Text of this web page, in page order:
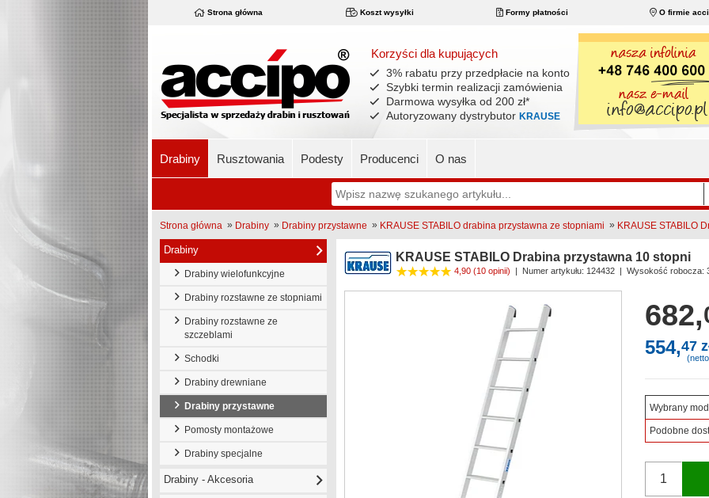
Strona główna Koszt wysyłki Formy płatności O firmie
Korzyści dla kupujących
3% rabatu przy przedpłacie na konto
Szybki termin realizacji zamówienia
Darmowa wysyłka od 200 zł*
Autoryzowany dystrybutor KRAUSE
Drabiny Rusztowania Podesty Producenci O nas
Strona główna » Drabiny » Drabiny przystawne » KRAUSE STABILO drabina przystawna ze stopniami » KRAUSE STABILO
Drabiny
Drabiny wielofunkcyjne
Drabiny rozstawne ze stopniami
Drabiny rozstawne ze
szczeblami
Schodki
Drabiny drewniane
Drabiny przystawne
Pomosty montażowe
Drabiny specjalne
Drabiny - Akcesoria
KRAUSE STABILO Drabina przystawna 10 stopni
4,90 (10 opinii) | Numer artykułu: 124432 | Wysokość robocza:
682,
554,47
Wybrany
Podobne